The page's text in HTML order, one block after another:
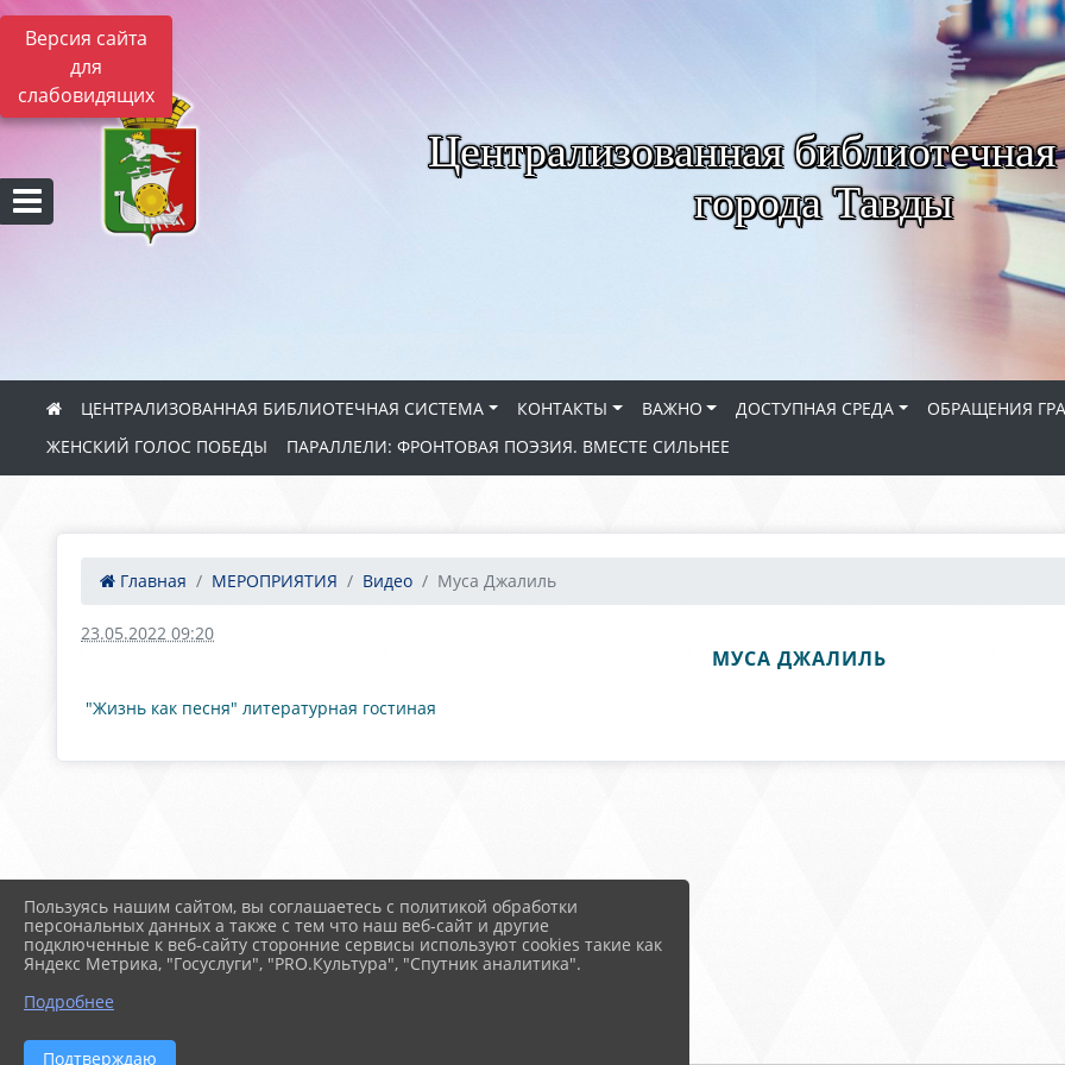
Версия сайта
для
слабовидящих
Централизованная
города Тавды
ЦЕНТРАЛИЗОВАННАЯ БИБЛИОТЕЧНАЯ СИСТЕМА КОНТАКТЫ ВАЖНО ДОСТУПНАЯ СРЕДА
ОБРАЩЕНИЯ
ЖЕНСКИЙ ГОЛОС ПОБЕДЫ
ПАРАЛЛЕЛИ: ФРОНТОВАЯ ПОЭЗИЯ. ВМЕСТЕ СИЛЬНЕЕ
Главная МЕРОПРИЯТИЯ Видео Муса Джалиль
23.05.2022 09:20
МУСА ДЖАЛИЛЬ
"Жизнь как песня" литературная гостиная
Пользуясь нашим сайтом, вы соглашаетесь с политикой обработки
персональных данных а также с тем что наш веб-сайт и другие
подключенные к веб-сайту сторонние сервисы используют cookies такие как
Яндекс Метрика, "Госуслуги", "PRO.Культура", "Спутник аналитика".
Подробнее
Подтверждаю